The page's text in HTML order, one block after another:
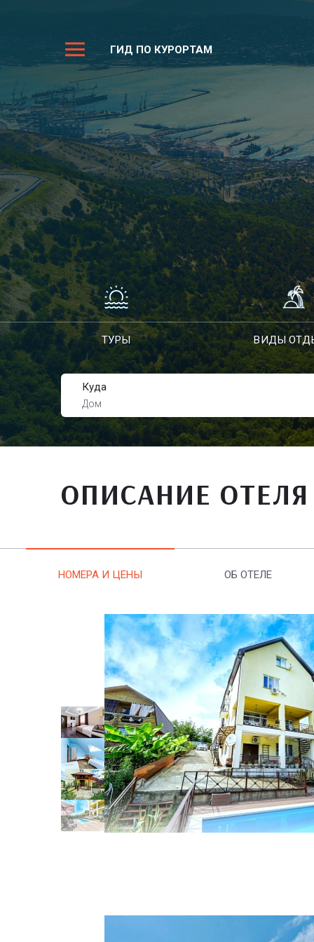
ГИД ПО КУРОРТАМ
ТУРЫ ВИДЫ
Куда
Дом
ОПИСАНИЕ ОТЕЛЯ
НОМЕРА И ЦЕНЫ ОБ ОТЕЛЕ